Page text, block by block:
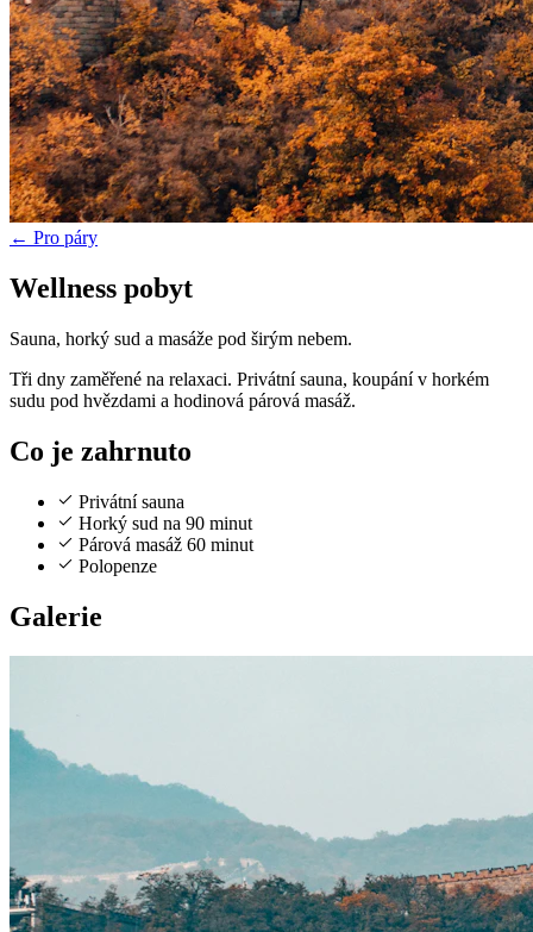
← Pro páry
Wellness pobyt
Sauna, horký sud a masáže pod širým nebem.
Tři dny zaměřené na relaxaci. Privátní sauna, koupání v horkém
sudu pod hvězdami a hodinová párová masáž.
Co je zahrnuto
Privátní sauna
Horký sud na 90 minut
Párová masáž 60 minut
Polopenze
Galerie